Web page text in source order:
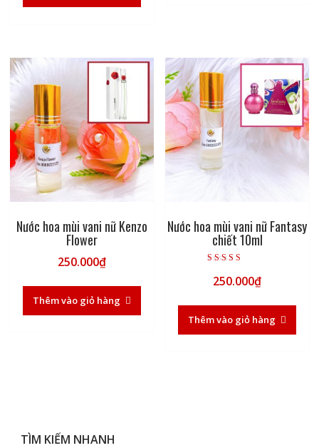
Nước hoa mùi vani nữ Kenzo
Flower
250.000₫
Thêm vào giỏ hàng
Nước hoa mùi vani nữ Fantasy
chiết 10ml
5.00
5 sao
250.000₫
Thêm vào giỏ hàng
TÌM KIẾM NHANH